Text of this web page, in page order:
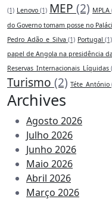
(1) Lenovo (1) MEP (2) MPLA
do Governo tomam posse no
Pedro_Adão_e_Silva (1) Portugal (1)
papel de Angola na presidência
Reservas_Internacionais_Líquidas
Turismo (2) Téte_António
Archives
Agosto 2026
Julho 2026
Junho 2026
Maio 2026
Abril 2026
Março 2026